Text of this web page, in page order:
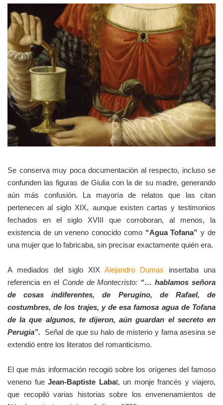
Se conserva muy poca documentación al respecto, incluso se
confunden las figuras de Giulia con la de su madre, generando
aún más confusión. La mayoría de relatos que las citan
pertenecen al siglo XIX, aunque existen cartas y testimonios
fechados en el siglo XVIII que corroboran, al menos, la
existencia de un veneno conocido como “Agua Tofana” y de
una mujer que lo fabricaba, sin precisar exactamente quién era.
A mediados del siglo XIX Alejandro Dumas insertaba una
referencia en el Conde de Montecristo: “… hablamos señora
de cosas indiferentes, de Perugino, de Rafael, de
costumbres, de los trajes, y de esa famosa agua de Tofana
de la que algunos, te dijeron, aún guardan el secreto en
Perugia”. Señal de que su halo de misterio y fama asesina se
extendió entre los literatos del romanticismo.
El que más información recogió sobre los orígenes del famoso
veneno fue Jean-Baptiste Labat, un monje francés y viajero,
que recopiló varias historias sobre los envenenamientos de